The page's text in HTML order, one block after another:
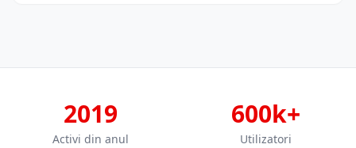
2019
Activi din anul
600k+
Utilizatori